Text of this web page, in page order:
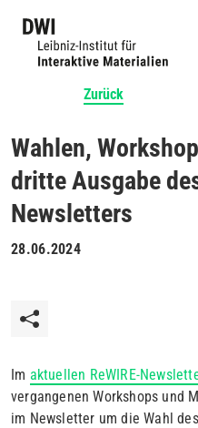
Zurück
Wahlen,
dritte Ausgabe
Newsletters
28.06.2024
Im aktuellen ReWIRE-
vergangenen Workshops und
im Newsletter um die Wahl